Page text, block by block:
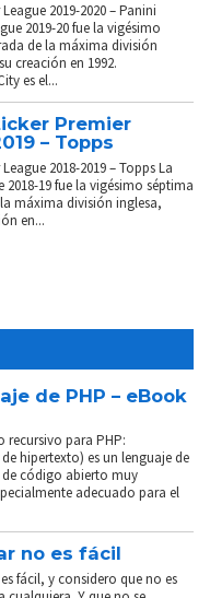
2019-2020 – Panini
2019-20 fue la vigésimo
de la máxima división
creación en 1992.
es el...
Premier
– Topps
2018-2019 – Topps La
2018-19 fue la vigésimo séptima
máxima división inglesa,
en...
de PHP – eBook
recursivo para PHP:
hipertexto) es un lenguaje de
código abierto muy
adecuado para el
no es fácil
fácil, y considero que no es